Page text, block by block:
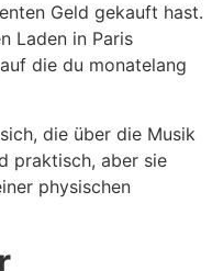
Geld gekauft hast.
Laden in Paris
die du monatelang
die über die Musik
praktisch, aber sie
physischen